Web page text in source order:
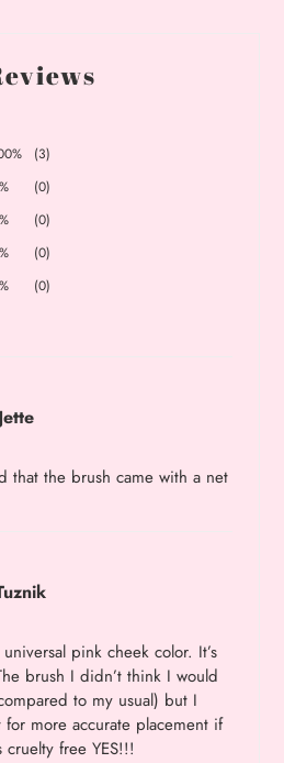
(3)
(0)
(0)
(0)
(0)
that the brush came with a net
pink cheek color. It’s
brush I didn’t think I would
to my usual) but I
more accurate placement if
free YES!!!